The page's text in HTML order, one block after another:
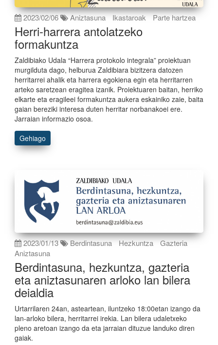
2023/02/06 Aniztasuna Ikastaroak Parte hartzea
Herri-harrera antolatzeko
formakuntza
Zaldibiako Udala “Harrera protokolo integrala” proiektuan
murgilduta dago, helburua Zaldibiara bizitzera datozen
herritarrei ahalik eta harrera egokiena egin eta herritarren
arteko saretzean eragitea izanik. Proiektuaren baitan, herriko
elkarte eta eragileei formakuntza aukera eskainiko zaie, baita
gaian bereziki interesa duten herritar norbanakoei ere.
Jarraian informazio osoa.
Gehiago
2023/01/13 Berdintasuna Hezkuntza
Gazteria
Aniztasuna
Berdintasuna, hezkuntza, gazteria
eta aniztasunaren arloko lan bilera
deialdia
Urtarrilaren 24an, asteartean, iluntzeko 18:00etan izango da
lan-arloko bilera, herritarrei irekia. Lan bilera udaletxeko
pleno aretoan izango da eta jarraian dituzue landuko diren
gaiak.